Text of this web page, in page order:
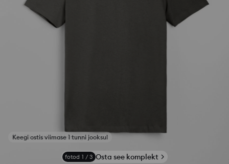
Keegi ostis viimase 1 tunni jooksul
fotod 1 / 3 Osta see komplekt